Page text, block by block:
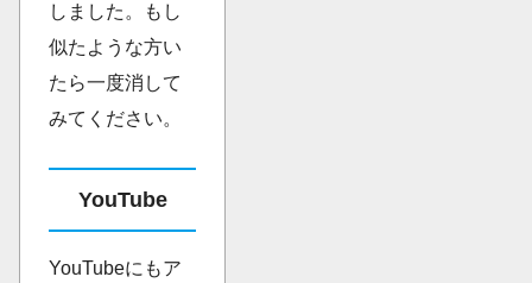
しました。もし
似たような方い
たら一度消して
みてください。
YouTube
YouTubeにもア